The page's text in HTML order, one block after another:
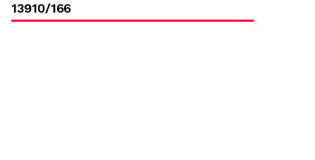
13910/166